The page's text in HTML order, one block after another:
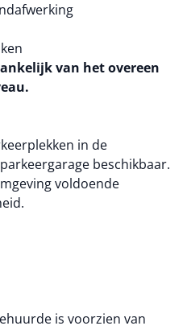
van het overeen
in de
beschikbaar.
voldoende
is voorzien van